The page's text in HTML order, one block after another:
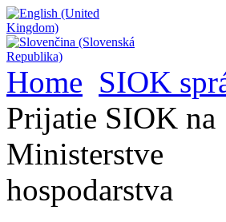
Home SIOK
Prijatie SIOK na
Ministerstve
hospodarstva